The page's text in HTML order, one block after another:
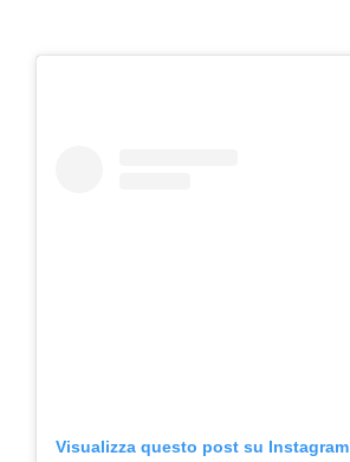
Visualizza questo post su Instagram